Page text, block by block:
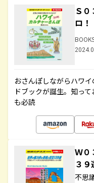
Ｓ
ロ
おさんぽしながらハワ
ドブックが誕生。知っ
も必読
Ｗ０
３
不思